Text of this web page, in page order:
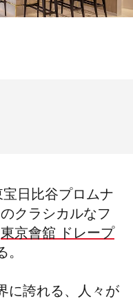
日比谷プロムナ
クラシカルなフ
東京會舘 ドレープ
。
に誇れる、人々が